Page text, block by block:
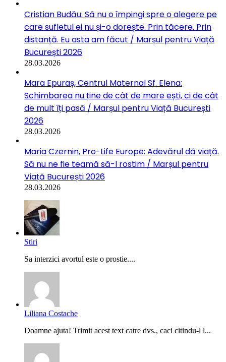
Cristian Budău: Să nu o împingi spre o alegere pe
care sufletul ei nu și-o dorește. Prin tăcere. Prin
distanță. Eu asta am făcut / Marșul pentru Viață
București 2026
28.03.2026
Mara Epuraș, Centrul Maternal Sf. Elena:
Schimbarea nu ține de cât de mare ești, ci de cât
de mult îți pasă / Marșul pentru Viață București
2026
28.03.2026
Maria Czernin, Pro-Life Europe: Adevărul dă viață.
Să nu ne fie teamă să-l rostim / Marșul pentru
Viață București 2026
28.03.2026
Stiri
Sa interzici avortul este o prostie....
Liliana Costache
Doamne ajuta! Trimit acest text catre dvs., caci citindu-l l...